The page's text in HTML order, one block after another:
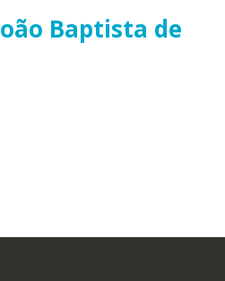
Baptista de